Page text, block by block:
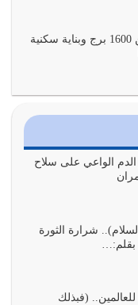
للناس بالنهوض
وأهوائنا
غزة: تدمير كامل لأكثر من 1600 برج وبناية سكنية
الدم الواعي على سلاح
شرارة الثورة
(فبذلك